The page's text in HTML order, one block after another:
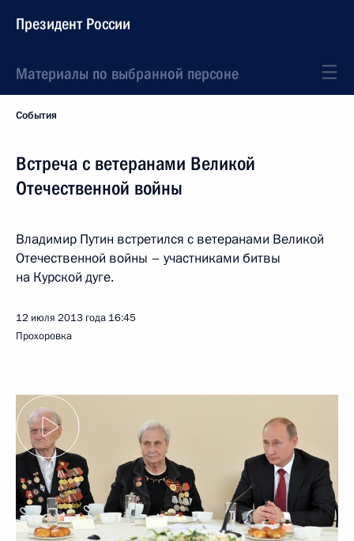
Президент России
Материалы по выбранной персоне
События
Встреча с ветеранами Великой
Отечественной войны
Владимир Путин встретился с ветеранами Великой
Отечественной войны – участниками битвы
на Курской дуге.
12 июля 2013 года 16:45
Прохоровка